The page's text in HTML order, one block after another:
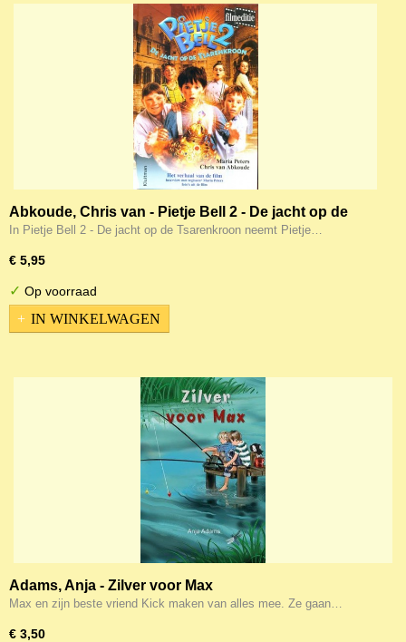
Abkoude, Chris van - Pietje Bell 2 - De jacht op de
Tsarenkroon
In Pietje Bell 2 - De jacht op de Tsarenkroon neemt Pietje…
€ 5,95
✓ Op voorraad
IN WINKELWAGEN
Adams, Anja - Zilver voor Max
Max en zijn beste vriend Kick maken van alles mee. Ze gaan…
€ 3,50